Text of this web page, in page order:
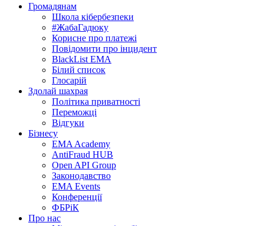
Громадянам
Школа кібербезпеки
#ЖабаГадюку
Корисне про платежі
Повідомити про інцидент
BlackList EMA
Білий список
Глосарій
Здолай шахрая
Політика приватності
Переможцi
Відгуки
Бізнесу
EMA Academy
AntiFraud HUB
Open API Group
Законодавство
EMA Events
Конференції
ФБРіК
Про нас